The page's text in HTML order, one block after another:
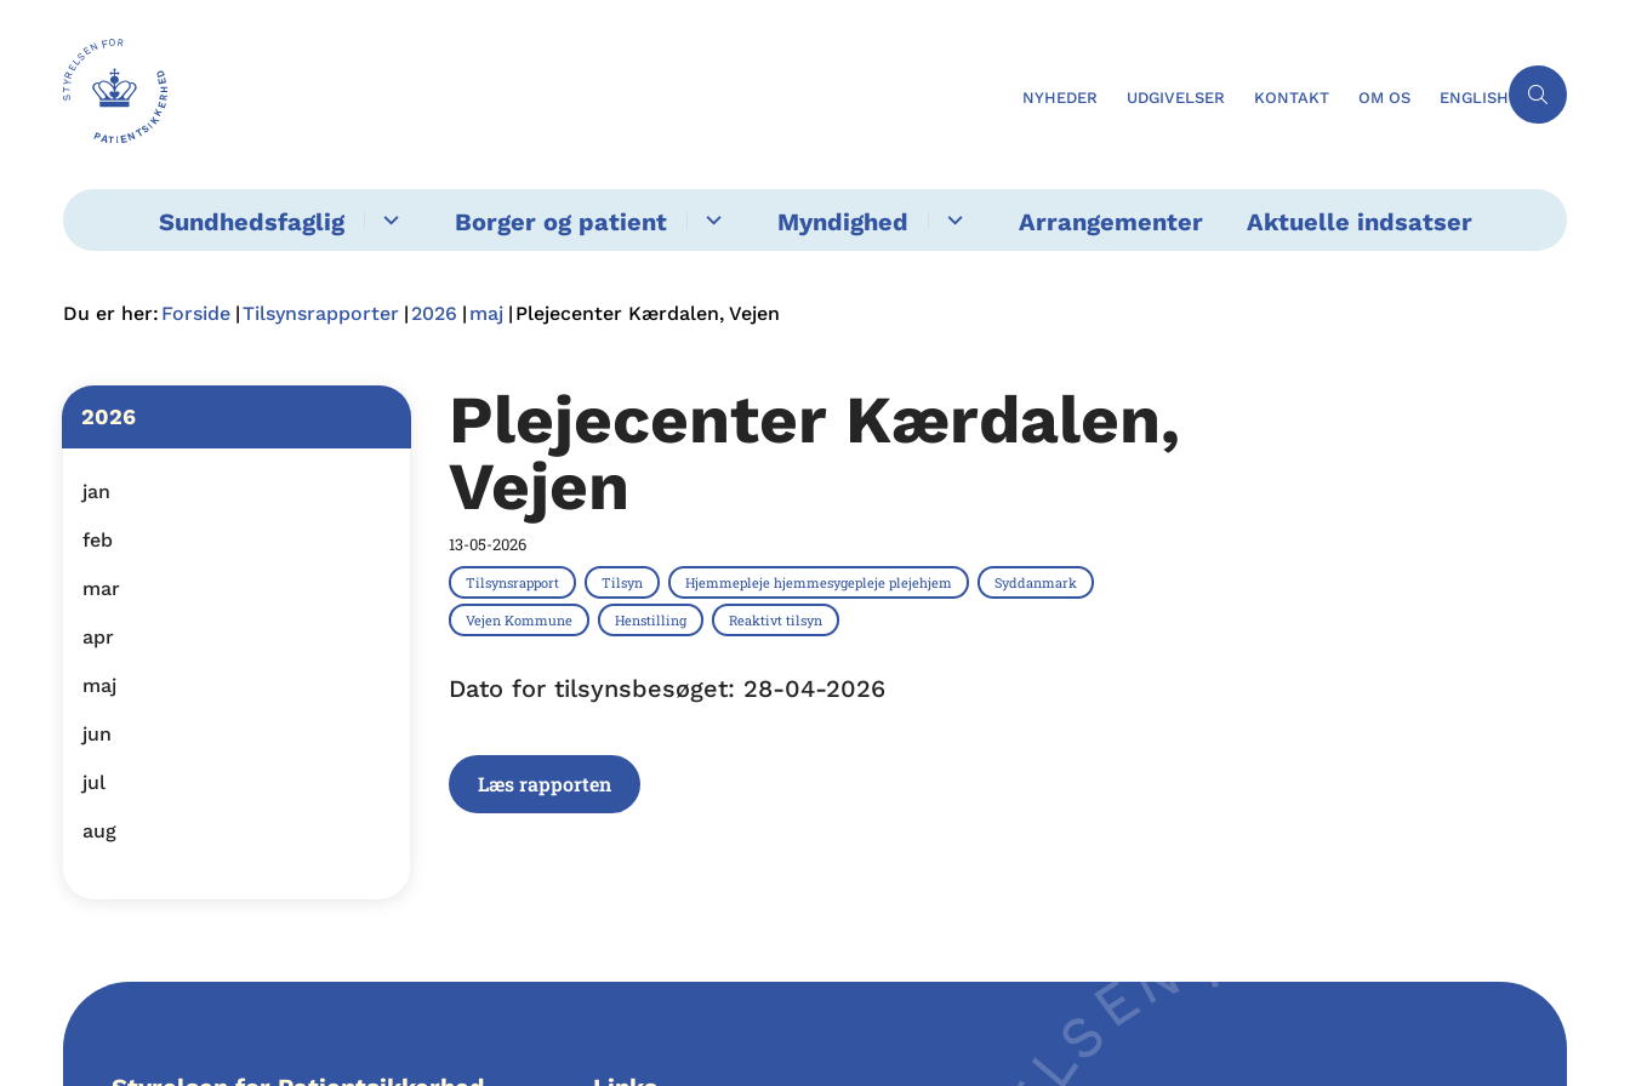
NYHEDER UDGIVELSER KONTAKT OM OS ENGLISH
Sundhedsfaglig Borger og patient Myndighed Arrangementer Aktuelle indsatser
Du er her: Forside Tilsynsrapporter 2026 maj Plejecenter Kærdalen, Vejen
2026
jan
feb
mar
apr
maj
jun
jul
aug
Plejecenter Kærdalen,
Vejen
13-05-2026
Tilsynsrapport Tilsyn Hjemmepleje hjemmesygepleje plejehjem Syddanmark
Vejen Kommune Henstilling Reaktivt tilsyn
Dato for tilsynsbesøget: 28-04-2026
Læs rapporten